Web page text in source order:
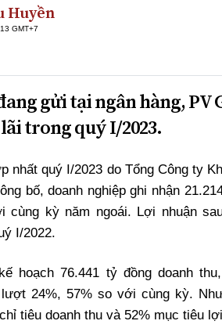
Huyền
GMT+7
gửi tại ngân hàng, PV
trong quý I/2023.
nhất quý I/2023 do Tổng Công ty
bố, doanh nghiệp ghi nhận
cùng kỳ năm ngoái. Lợi nhuận
I/2022.
hoạch 76.441 tỷ đồng doanh
24%, 57% so với cùng kỳ.
tiêu doanh thu và 52% mục tiêu